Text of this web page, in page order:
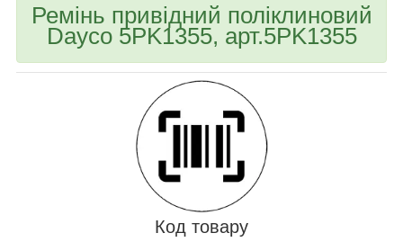
Ремінь привідний поліклиновий
Dayco 5PK1355, арт.5PK1355
Код товару